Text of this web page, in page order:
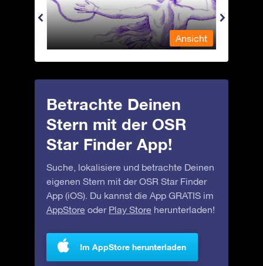
Ansicht
Betrachte Deinen
Stern mit der OSR
Star Finder App!
Suche, lokalisiere und betrachte Deinen
eigenen Stern mit der OSR Star Finder
App (iOS). Du kannst die App GRATIS im
AppStore oder Play Store herunterladen!
Im AppStore herunterladen